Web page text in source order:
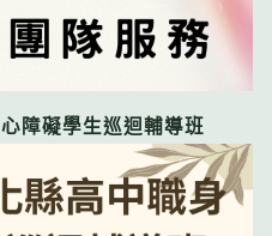
障礙學生巡迴輔導班